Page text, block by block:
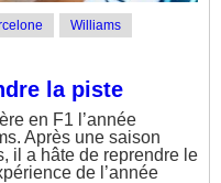
Williams
la piste
en F1 l’année
Après une saison
il a hâte de reprendre le
de l’année